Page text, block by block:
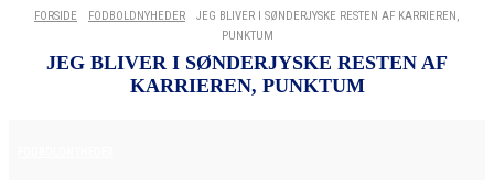
FORSIDE FODBOLDNYHEDER
JEG BLIVER I SØNDERJYSKE RESTEN AF KARRIEREN,
PUNKTUM
JEG BLIVER I SØNDERJYSKE RESTEN AF
KARRIEREN, PUNKTUM